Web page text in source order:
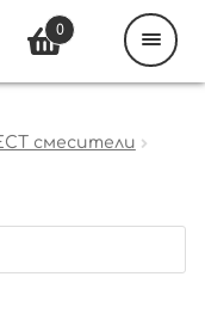
смесители
0